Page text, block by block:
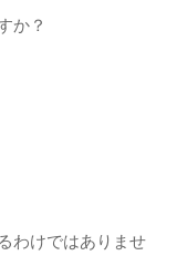
か？
わけではありませ